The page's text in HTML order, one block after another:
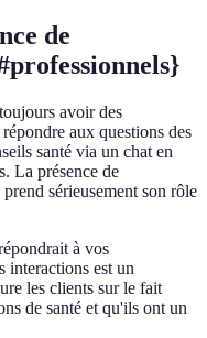
de
avoir des
aux questions des
santé via un chat en
La présence de
sérieusement son rôle
à vos
interactions est un
les clients sur le fait
de santé et qu'ils ont un